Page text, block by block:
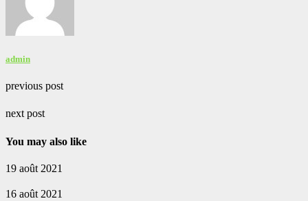
admin
previous post
next post
You may also like
19 août 2021
16 août 2021